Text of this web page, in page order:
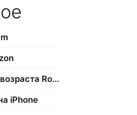
Подтверждение возраста Roblox
iPhone